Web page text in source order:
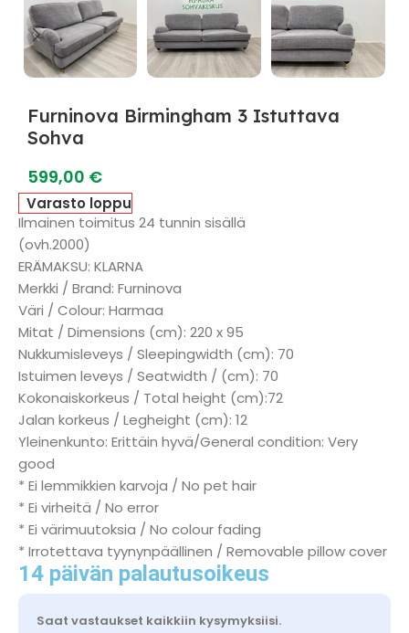
Furninova Birmingham 3 Istuttava
Sohva
599,00 €
Varasto loppu
Ilmainen toimitus 24 tunnin sisällä
(ovh.2000)
ERÄMAKSU: KLARNA
Merkki / Brand: Furninova
Väri / Colour: Harmaa
Mitat / Dimensions (cm): 220 x 95
Nukkumisleveys / Sleepingwidth (cm): 70
Istuimen leveys / Seatwidth / (cm): 70
Kokonaiskorkeus / Total height (cm):72
Jalan korkeus / Legheight (cm): 12
Yleinenkunto: Erittäin hyvä/General condition: Very
good
* Ei lemmikkien karvoja / No pet hair
* Ei virheitä / No error
* Ei värimuutoksia / No colour fading
* Irrotettava tyynynpäällinen / Removable pillow cover
14 päivän palautusoikeus
Saat vastaukset kaikkiin kysymyksiisi.